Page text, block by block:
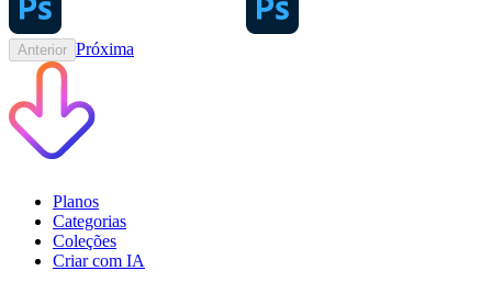
Anterior Próxima
Planos
Categorias
Coleções
Criar com IA